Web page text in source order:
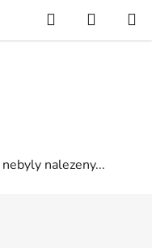
Hledat
KOŠÍK
nebyly nalezeny...